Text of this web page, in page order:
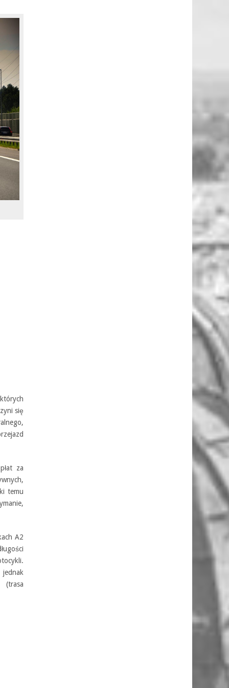
się
za
temu
A2
jednak
(trasa